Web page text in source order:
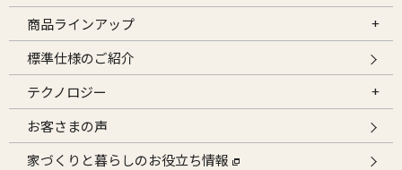
商品ラインアップ
標準仕様のご紹介
テクノロジー
お客さまの声
家づくりと暮らしのお役立ち情報